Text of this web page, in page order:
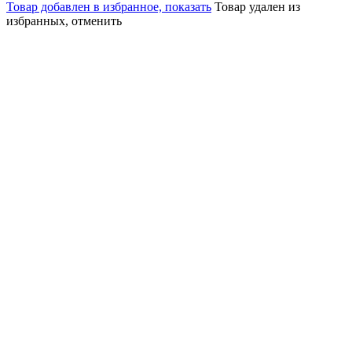
Товар добавлен в избранное, показать Товар удален из
избранных, отменить